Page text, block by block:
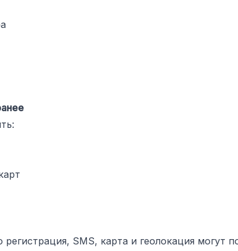
SMS, карта и геолокация могут